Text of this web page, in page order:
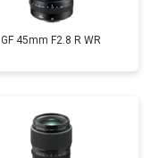
GF 45mm F2.8 R WR